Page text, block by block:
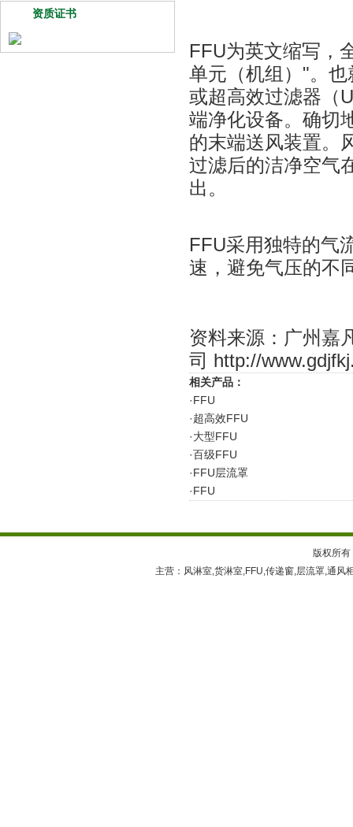
资质证书
FFU为英文缩写，
单元（机组）"。
或超高效过滤器（
端净化设备。确切
的末端送风装置。
过滤后的洁净空气
出。
FFU采用独特的气
速，避免气压的不
资料来源：广州嘉
司 http://
相关产品：
·FFU
·超高效FFU
·大型FFU
·百级FFU
·FFU层流罩
·FFU
版权所
主营： 风淋室,货淋室,FFU,传递窗,层流罩,通风